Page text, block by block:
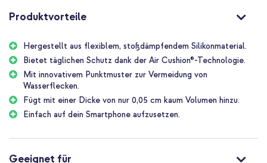
Produktvorteile
Hergestellt aus flexiblem, stoßdämpfendem Silikonmaterial.
Bietet täglichen Schutz dank der Air Cushion®-Technologie.
Mit innovativem Punktmuster zur Vermeidung von
Wasserflecken.
Fügt mit einer Dicke von nur 0,05 cm kaum Volumen hinzu.
Einfach auf dein Smartphone aufzusetzen.
Geeignet für